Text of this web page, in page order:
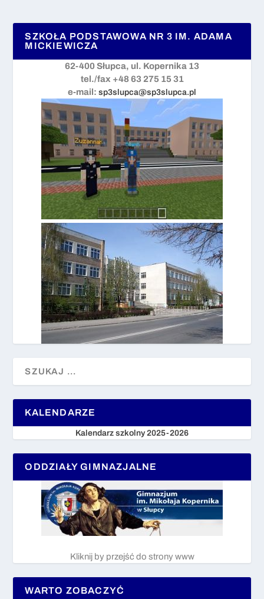
SZKOŁA PODSTAWOWA NR 3 IM. ADAMA
MICKIEWICZA
62-400 Słupca, ul. Kopernika 13
tel./fax +48 63 275 15 31
e-mail: sp3slupca@sp3slupca.pl
KALENDARZE
Kalendarz szkolny 2025-2026
ODDZIAŁY GIMNAZJALNE
Kliknij by przejść do strony www
WARTO ZOBACZYĆ